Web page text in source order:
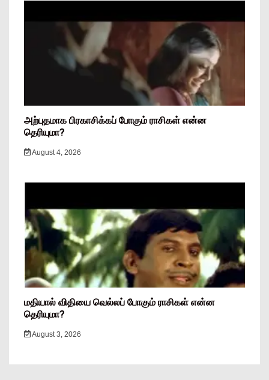
அற்புதமாக பிரகாசிக்கப் போகும் ராசிகள் என்ன
தெரியுமா?
August 4, 2026
மதியால் விதியை வெல்லப் போகும் ராசிகள் என்ன
தெரியுமா?
August 3, 2026